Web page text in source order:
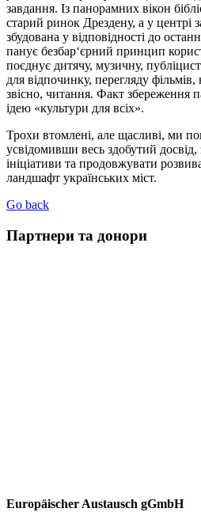
завдання. Із панорамних вікон
старий ринок Дрездену, а у центрі
збудована у відповідності до
панує безбар‘єрний принцип
поєднує дитячу, музичну,
для відпочинку, перегляду
звісно, читання. Факт збереження
ідею «культури для всіх».
Трохи втомлені, але щасливі, ми
усвідомивши весь здобутий досвід,
ініціативи та продовжувати
ландшафт українських міст.
Go back
Партнери та донори
Europäischer Austausch gGmbH